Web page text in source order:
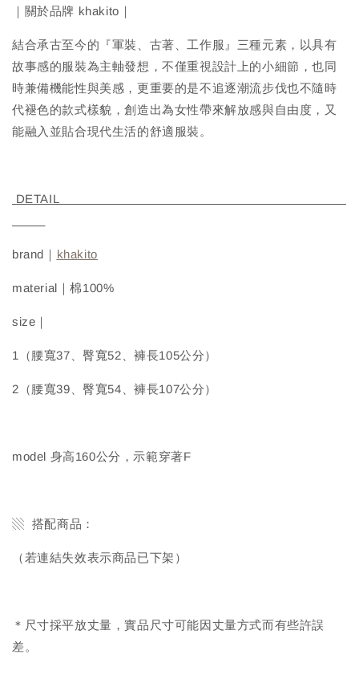
｜關於品牌 khakito｜
結合承古至今的『軍裝、古著、工作服』三種元素，以具有
故事感的服裝為主軸發想，不僅重視設計上的小細節，也同
時兼備機能性與美感，更重要的是不追逐潮流步伐也不隨時
代褪色的款式樣貌，創造出為女性帶來解放感與自由度，又
能融入並貼合現代生活的舒適服裝。
DETAIL
brand｜ khakito
material｜棉100%
size｜
1（腰寬37、臀寬52、褲長105公分）
2（腰寬39、臀寬54、褲長107公分）
model 身高160公分，示範穿著F
▧ 搭配商品：
（若連結失效表示商品已下架）
＊尺寸採平放丈量，實品尺寸可能因丈量方式而有些許誤
差。